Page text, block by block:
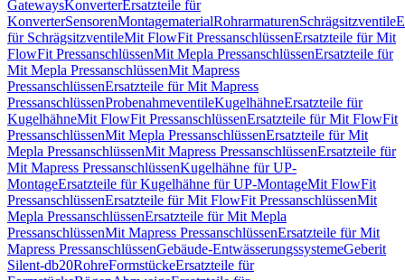
GatewaysKonverterErsatzteile für
KonverterSensorenMontagematerialRohrarmaturenSchrägsitzventile
für SchrägsitzventileMit FlowFit PressanschlüssenErsatzteile für Mit
FlowFit PressanschlüssenMit Mepla PressanschlüssenErsatzteile für
Mit Mepla PressanschlüssenMit Mapress
PressanschlüssenErsatzteile für Mit Mapress
PressanschlüssenProbenahmeventileKugelhähneErsatzteile für
KugelhähneMit FlowFit PressanschlüssenErsatzteile für Mit FlowFit
PressanschlüssenMit Mepla PressanschlüssenErsatzteile für Mit
Mepla PressanschlüssenMit Mapress PressanschlüssenErsatzteile für
Mit Mapress PressanschlüssenKugelhähne für UP-
MontageErsatzteile für Kugelhähne für UP-MontageMit FlowFit
PressanschlüssenErsatzteile für Mit FlowFit PressanschlüssenMit
Mepla PressanschlüssenErsatzteile für Mit Mepla
PressanschlüssenMit Mapress PressanschlüssenErsatzteile für Mit
Mapress PressanschlüssenGebäude-EntwässerungssystemeGeberit
Silent-db20RohreFormstückeErsatzteile für